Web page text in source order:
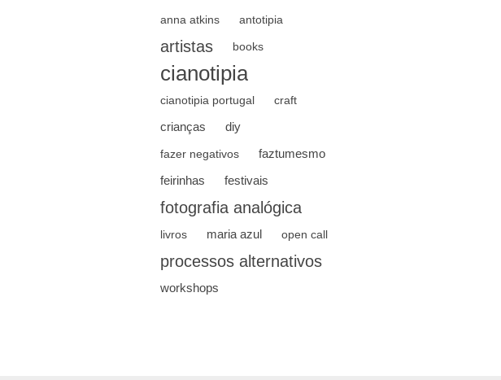
anna atkins antotipia
artistas books
cianotipia
cianotipia portugal craft
crianças diy
fazer negativos
faztumesmo
feirinhas
festivais
fotografia analógica
livros maria azul open call
processos alternativos
workshops